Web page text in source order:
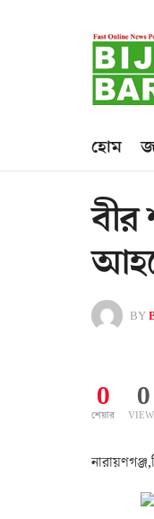
হোম
বীর
BY
0
শেয়ার
0